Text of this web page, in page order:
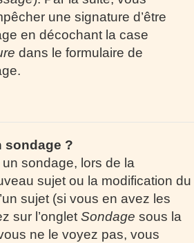
une signature d’être
en décochant la case
dans le formulaire de
sondage ?
sondage, lors de la
sujet ou la modification du
sujet (si vous en avez les
sur l’onglet Sondage sous la
ne le voyez pas, vous